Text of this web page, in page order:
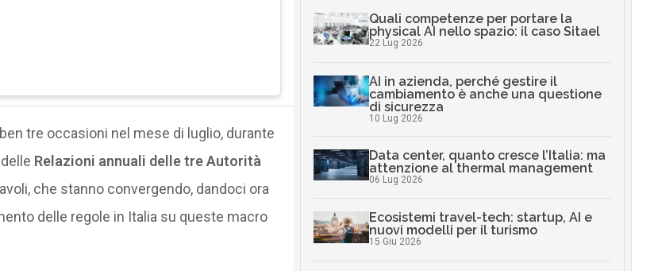
tre occasioni nel mese di luglio, durante
Relazioni annuali delle tre Autorità
che stanno convergendo, dandoci ora
delle regole in Italia su queste macro
Quali competenze per portare la
physical AI nello spazio: il caso Sitael
22 Lug 2026
AI in azienda, perché gestire il
cambiamento è anche una questione
di sicurezza
10 Lug 2026
Data center, quanto cresce l’Italia: ma
attenzione al thermal management
06 Lug 2026
Ecosistemi travel-tech: startup, AI e
nuovi modelli per il turismo
15 Giu 2026